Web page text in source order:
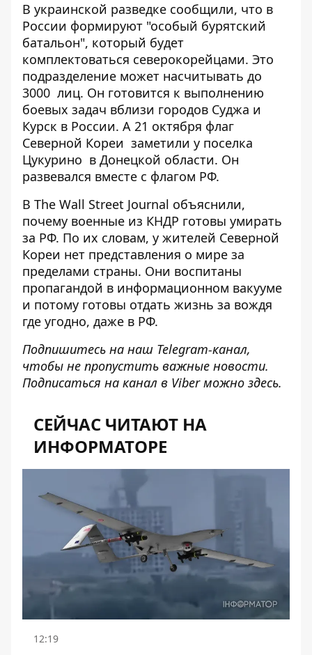
В украинской разведке сообщили, что в
России формируют "особый бурятский
батальон", который будет
комплектоваться северокорейцами. Это
подразделение может насчитывать до
3000 лиц. Он готовится к выполнению
боевых задач вблизи городов Суджа и
Курск в России. А 21 октября флаг
Северной Кореи заметили у поселка
Цукурино в Донецкой области. Он
развевался вместе с флагом РФ.
В The Wall Street Journal объяснили,
почему военные из КНДР готовы умирать
за РФ. По их словам, у жителей Северной
Кореи нет представления о мире за
пределами страны. Они воспитаны
пропагандой в информационном вакууме
и потому готовы отдать жизнь за вождя
где угодно, даже в РФ.
Подпишитесь на наш Telegram-канал,
чтобы не пропустить важные новости.
Подписаться на канал в Viber можно здесь.
СЕЙЧАС ЧИТАЮТ НА
ИНФОРМАТОРЕ
12:19